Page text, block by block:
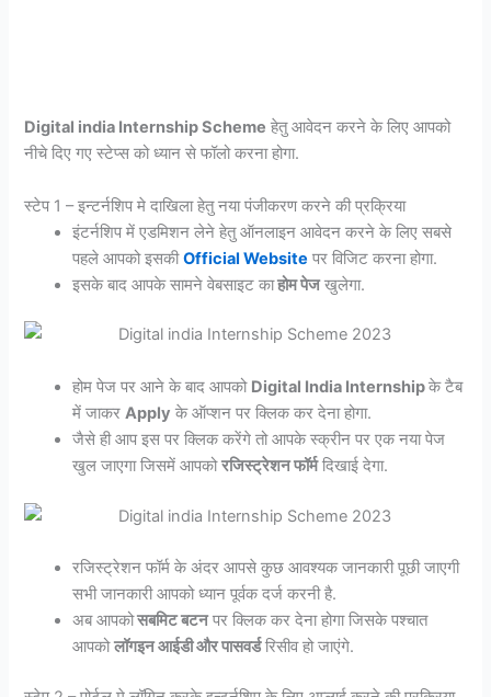
Digital india Internship Scheme हेतु आवेदन करने के लिए आपको
नीचे दिए गए स्टेप्स को ध्यान से फॉलो करना होगा.
स्टेप 1 – इन्टर्नशिप मे दाखिला हेतु नया पंजीकरण करने की प्रक्रिया
इंटर्नशिप में एडमिशन लेने हेतु ऑनलाइन आवेदन करने के लिए सबसे
पहले आपको इसकीOfficial Website पर विजिट करना होगा.
इसके बाद आपके सामने वेबसाइट काहोम पेजखुलेगा.
होम पेज पर आने के बाद आपको Digital India Internshipके टैब
में जाकरApply के ऑप्शन पर क्लिक कर देना होगा.
जैसे ही आप इस पर क्लिक करेंगे तो आपके स्क्रीन पर एक नया पेज
खुल जाएगा जिसमें आपकोरजिस्ट्रेशन फॉर्मदिखाई देगा.
रजिस्ट्रेशन फॉर्म के अंदर आपसे कुछ आवश्यक जानकारी पूछी जाएगी
सभी जानकारी आपको ध्यान पूर्वक दर्ज करनी है.
अब आपकोसबमिट बटनपर क्लिक कर देना होगा जिसके पश्चात
आपकोलॉगइन आईडी और पासवर्डरिसीव हो जाएंगे.